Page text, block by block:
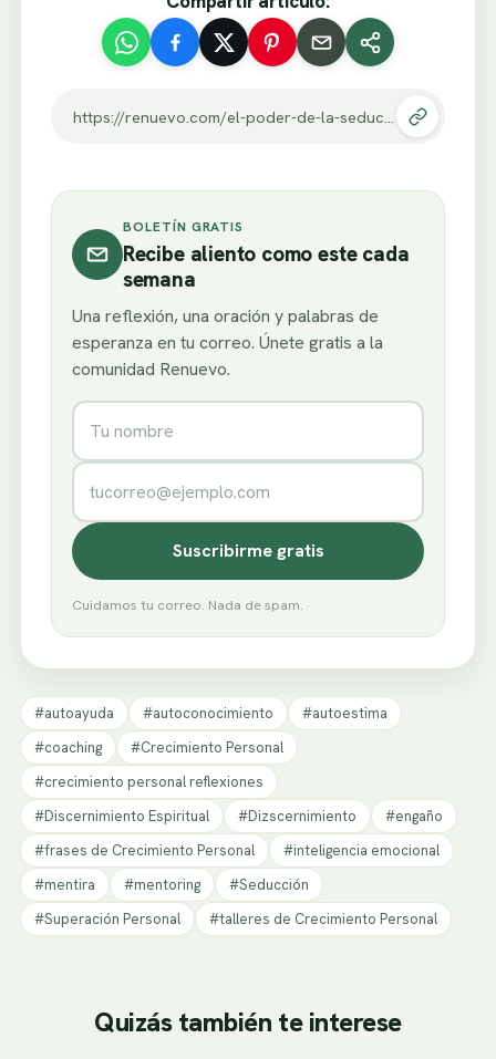
https://renuevo.com/el-poder-de-la-seduccion.html
BOLETÍN GRATIS
Recibe aliento como este cada
semana
Una reflexión, una oración y palabras de
esperanza en tu correo. Únete gratis a la
comunidad Renuevo.
Nombre
Correo electrónico
Suscribirme gratis
Cuidamos tu correo. Nada de spam.
#autoayuda #autoconocimiento
#autoestima
#coaching
#Crecimiento Personal
#crecimiento personal reflexiones
#Discernimiento Espiritual
#Dizscernimiento
#engaño
#frases de Crecimiento Personal
#inteligencia emocional
#mentira
#mentoring
#Seducción
#Superación Personal
#talleres de Crecimiento Personal
Quizás también te interese